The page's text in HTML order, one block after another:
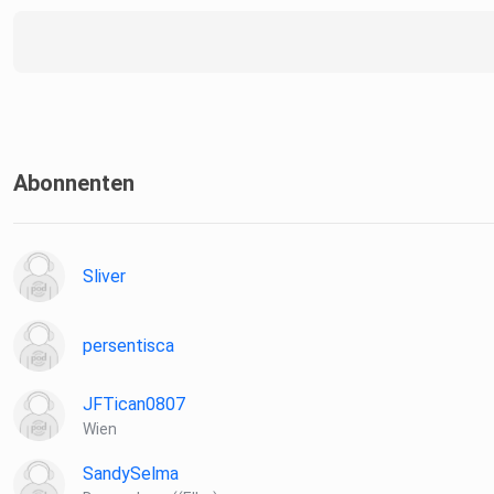
Abonnenten
Sliver
persentisca
JFTican0807
Wien
SandySelma